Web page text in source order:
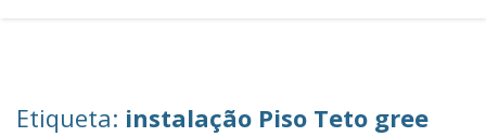
Etiqueta: instalação Piso Teto gree